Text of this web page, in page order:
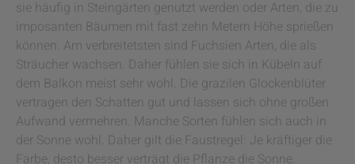
sie häufig in Steingärten genutzt werden oder Arten, die zu
imposanten Bäumen mit fast zehn Metern Höhe sprießen
können. Am verbreitetsten sind Fuchsien Arten, die als
Sträucher wachsen. Daher fühlen sie sich in Kübeln auf
dem Balkon meist sehr wohl. Die grazilen Glockenblüter
vertragen den Schatten gut und lassen sich ohne großen
Aufwand vermehren. Manche Sorten fühlen sich auch in
der Sonne wohl. Daher gilt die Faustregel: Je kräftiger die
Farbe, desto besser verträgt die Pflanze die Sonne.